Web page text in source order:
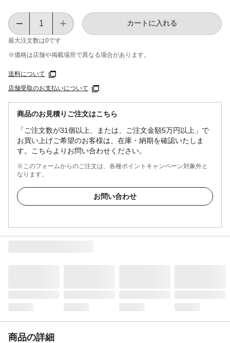
最大注文数は0です
カートに入れる
※価格は​店舗や​掲載場所で​異なる​場合が​あります。
送料について
店舗受取のお支払いについて
商品のお見積りご注文はこちら
「ご注文数が31個以上、または、ご注文金額5万円以上」で
お買い上げご希望のお客様は、在庫・納期を確認いたしま
す。こちらよりお問い合わせください。
※このフォームからのご注文は、各種ポイントキャンペーン対象外と
なります。
お問い合わせ
商品の詳細